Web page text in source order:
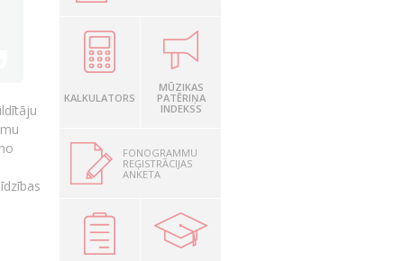
KALKULATORS
MŪZIKAS
PATĒRIŅA
INDEKSS
FONOGRAMMU
REĢISTRĀCIJAS
ANKETA